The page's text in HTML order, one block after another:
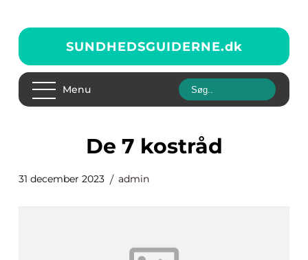
SUNDHEDSGUIDERNE.dk
Menu
de 7 kostråd
31 december 2023 admin